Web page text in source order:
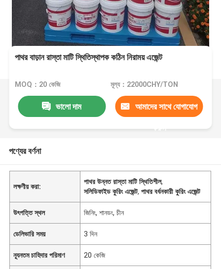
পাথর বাড়ান রাস্তা মাটি স্থিতিস্থাপক কঠিন নিরাময় এজেন্ট
MOQ：20 কেজি মূল্য：22000CHY/TON
ভালো দাম আমাদের সাথে যোগাযোগ
করুন
পণ্যের বর্ণনা
লক্ষণীয় করা:
পাথর উন্নত রাস্তা মাটি স্থিতিশীল,
সলিডিফাইড কুরিং এজেন্ট,পাথর বর্ধনকারী কুরিং এজেন্ট
উৎপত্তি স্থল জিনিং, শানডং, চীন
ডেলিভারি সময় 3 দিন
ন্যূনতম চাহিদার পরিমাণ 20 কেজি